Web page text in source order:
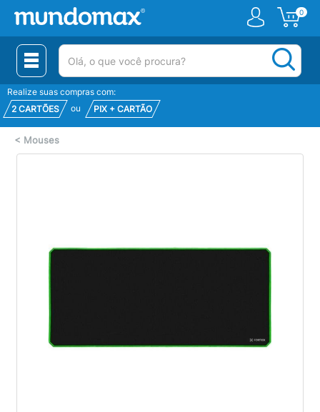
0
(pesquisar)
Realize suas compras com:
2 CARTÕES
ou PIX + CARTÃO
< Mouses